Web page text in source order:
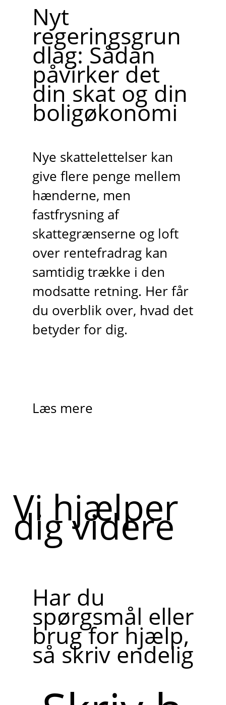
Nyt
regeringsgrun
dlag: Sådan
påvirker det
din skat og din
boligøkonomi
Nye skattelettelser kan
give flere penge mellem
hænderne, men
fastfrysning af
skattegrænserne og loft
over rentefradrag kan
samtidig trække i den
modsatte retning. Her får
du overblik over, hvad det
betyder for dig.
Læs mere
Vi hjælper
dig videre
Har du
spørgsmål eller
brug for hjælp,
så skriv endelig